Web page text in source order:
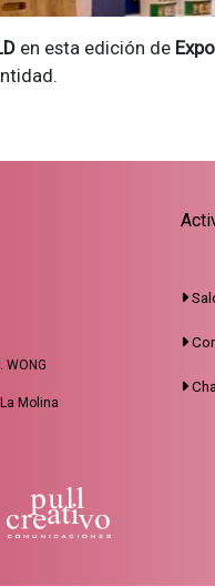
en esta edición de
Molina